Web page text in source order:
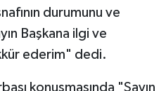
durumunu ve
Başkana ilgi ve
ederim" dedi.
konuşmasında "Sayın